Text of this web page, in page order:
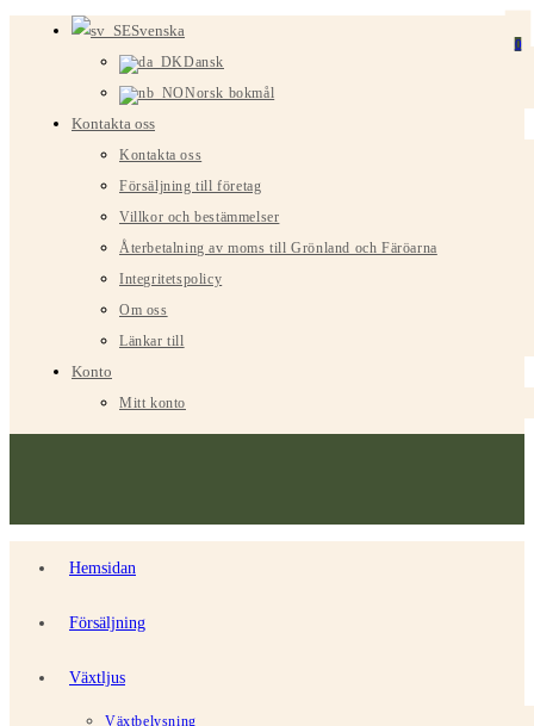
Svenska
Dansk
Norsk bokmål
Kontakta oss
Kontakta oss
Försäljning till företag
Villkor och bestämmelser
Återbetalning av moms till Grönland och Färöarna
Integritetspolicy
Om oss
Länkar till
Konto
Mitt konto
Hemsidan
Försäljning
Växtljus
Växtbelysning
0